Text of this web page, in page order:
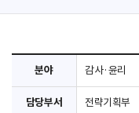
분야 감사·윤리
담당부서 전략기획부